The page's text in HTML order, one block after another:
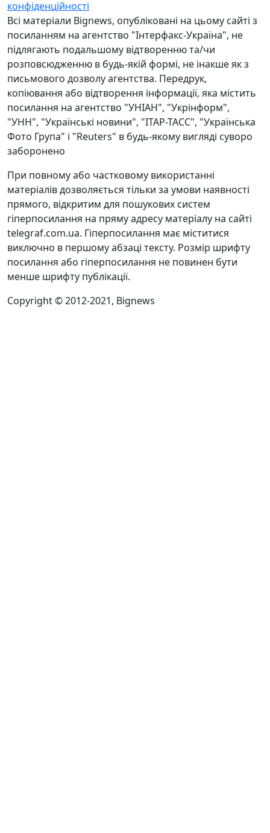
конфіденційності
Всі матеріали Bignews, опубліковані на цьому сайті з
посиланням на агентство "Інтерфакс-Україна", не
підлягають подальшому відтворенню та/чи
розповсюдженню в будь-якій формі, не інакше як з
письмового дозволу агентства. Передрук,
копіювання або відтворення інформації, яка містить
посилання на агентство "УНІАН", "Укрінформ",
"УНН", "Українські новини", "ІТАР-ТАСС", "Українська
Фото Група" і "Reuters" в будь-якому вигляді суворо
заборонено
При повному або частковому використанні
матеріалів дозволяється тільки за умови наявності
прямого, відкритим для пошукових систем
гіперпосилання на пряму адресу матеріалу на сайті
telegraf.com.ua. Гіперпосилання має міститися
виключно в першому абзаці тексту. Розмір шрифту
посилання або гіперпосилання не повинен бути
менше шрифту публікації.
Copyright © 2012-2021, Bignews